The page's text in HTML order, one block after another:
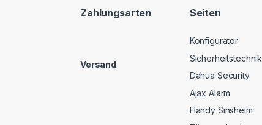
Zahlungsarten
Versand
Seiten
Konfigurator
Sicherheitstechnik
Dahua Security
Ajax Alarm
Handy Sinsheim